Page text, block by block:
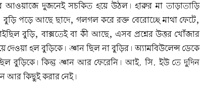
আওয়াজে দুজনেই সচকিত হয়ে উঠল। হারুর মা তাড়াতাড়ি
পড়ে আছে ছাদে, গলগল করে রক্ত বেরোচ্ছে মাথা ফেটে,
বুড়ি, বাক্সতেই বা কী আছে, এসব প্রশ্নের উত্তর খোঁজার
দেওয়া হল বুড়িকে। জ্ঞান ছিল না বুড়ির। অ্যামবিউলেন্স ডেকে
বুড়িকে। কিন্তু জ্ঞান আর ফেরেনি। আই. সি. ইউ তে দুদিন
আর কিছুই করার নেই।